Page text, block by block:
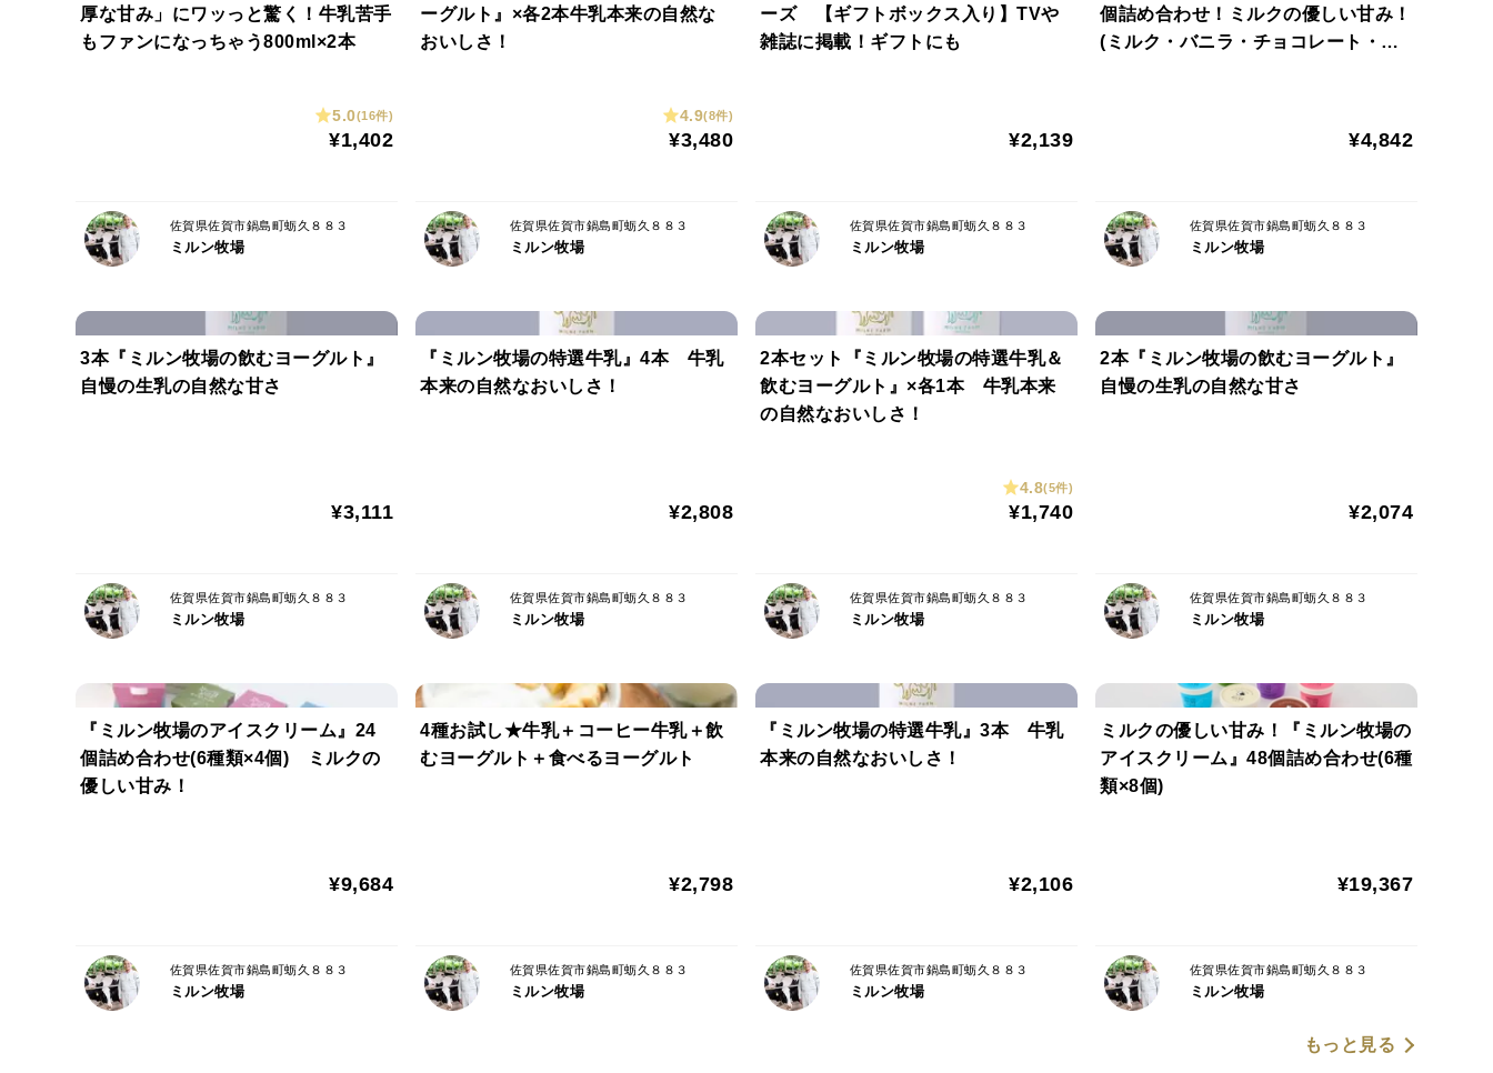
く、クリアな味わいです。搾りたての自慢の牛乳をお楽しみください。
厚な甘み」にワッっと驚く！牛乳苦手
もファンになっちゃう800ml×2本
5.0(16件)
¥1,402
佐賀県佐賀市鍋島町蛎久８８３
ミルン牧場
ーグルト』×各2本牛乳本来の自然な
おいしさ！
4.9(8件)
¥3,480
佐賀県佐賀市鍋島町蛎久８８３
ミルン牧場
ーズ 【ギフトボックス入り】TVや
雑誌に掲載！ギフトにも
¥2,139
佐賀県佐賀市鍋島町蛎久８８３
ミルン牧場
個詰め合わせ！ミルクの優しい甘み！
(ミルク・バニラ・チョコレート・ス
¥4,842
佐賀県佐賀市鍋島町蛎久８８３
ミルン牧場
3本『ミルン牧場の飲むヨーグルト』
自慢の生乳の自然な甘さ
¥3,111
佐賀県佐賀市鍋島町蛎久８８３
ミルン牧場
『ミルン牧場の特選牛乳』4本 牛乳
本来の自然なおいしさ！
¥2,808
佐賀県佐賀市鍋島町蛎久８８３
ミルン牧場
2本セット『ミルン牧場の特選牛乳＆
飲むヨーグルト』×各1本 牛乳本来
の自然なおいしさ！
4.8(5件)
¥1,740
佐賀県佐賀市鍋島町蛎久８８３
ミルン牧場
2本『ミルン牧場の飲むヨーグルト』
自慢の生乳の自然な甘さ
¥2,074
佐賀県佐賀市鍋島町蛎久８８３
ミルン牧場
『ミルン牧場のアイスクリーム』24
個詰め合わせ(6種類×4個) ミルクの
優しい甘み！
¥9,684
佐賀県佐賀市鍋島町蛎久８８３
ミルン牧場
4種お試し★牛乳＋コーヒー牛乳＋飲
むヨーグルト＋食べるヨーグルト
¥2,798
佐賀県佐賀市鍋島町蛎久８８３
ミルン牧場
『ミルン牧場の特選牛乳』3本 牛乳
本来の自然なおいしさ！
¥2,106
佐賀県佐賀市鍋島町蛎久８８３
ミルン牧場
ミルクの優しい甘み！『ミルン牧場の
アイスクリーム』48個詰め合わせ(6種
類×8個)
¥19,367
佐賀県佐賀市鍋島町蛎久８８３
ミルン牧場
もっと見る